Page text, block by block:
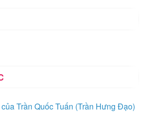
Trần Quốc Tuấn (Trần Hưng Đạo)